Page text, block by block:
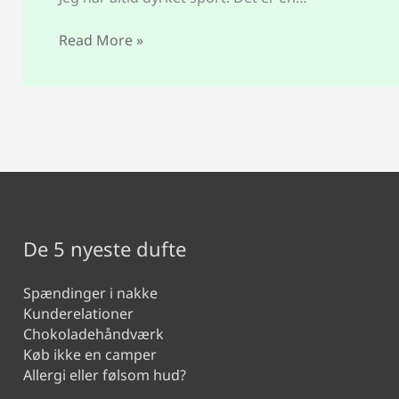
Read More »
De 5 nyeste dufte
Spændinger i nakke
Kunderelationer
Chokoladehåndværk
Køb ikke en camper
Allergi eller følsom hud?